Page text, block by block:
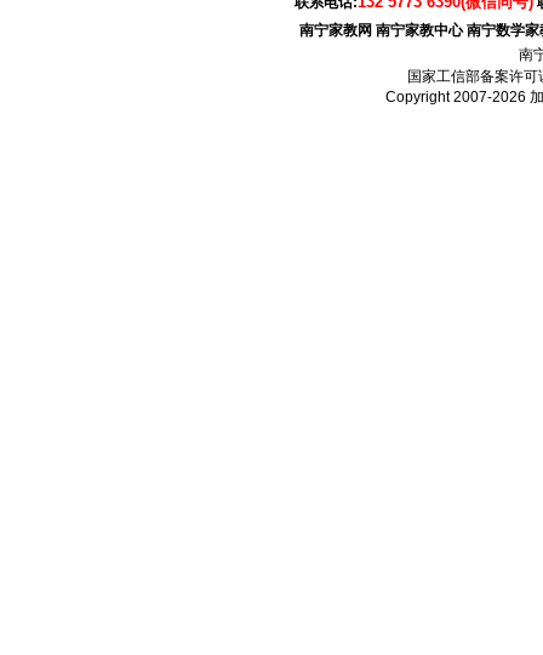
南宁家教网 南宁家教中心 南宁数学家
南
国家工信部备案许可
Copyright 2007-2026